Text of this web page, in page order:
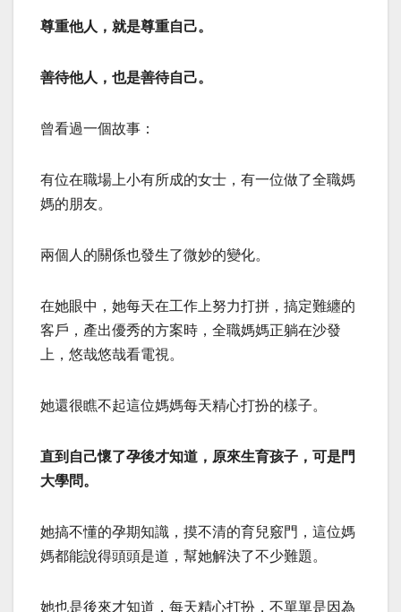
尊重他人，就是尊重自己。
善待他人，也是善待自己。
曾看過一個故事：
有位在職場上小有所成的女士，有一位做了全職媽
媽的朋友。
兩個人的關係也發生了微妙的變化。
在她眼中，她每天在工作上努力打拼，搞定難纏的
客戶，產出優秀的方案時，全職媽媽正躺在沙發
上，悠哉悠哉看電視。
她還很瞧不起這位媽媽每天精心打扮的樣子。
直到自己懷了孕後才知道，原來生育孩子，可是門
大學問。
她搞不懂的孕期知識，摸不清的育兒竅門，這位媽
媽都能說得頭頭是道，幫她解決了不少難題。
她也是後來才知道，每天精心打扮，不單單是因為